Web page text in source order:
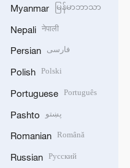
Myanmar မြန်မာဘာသာ
Nepali नेपाली
Persian فارسی
Polish Polski
Portuguese Português
Pashto پښتو
Romanian Română
Russian Русский